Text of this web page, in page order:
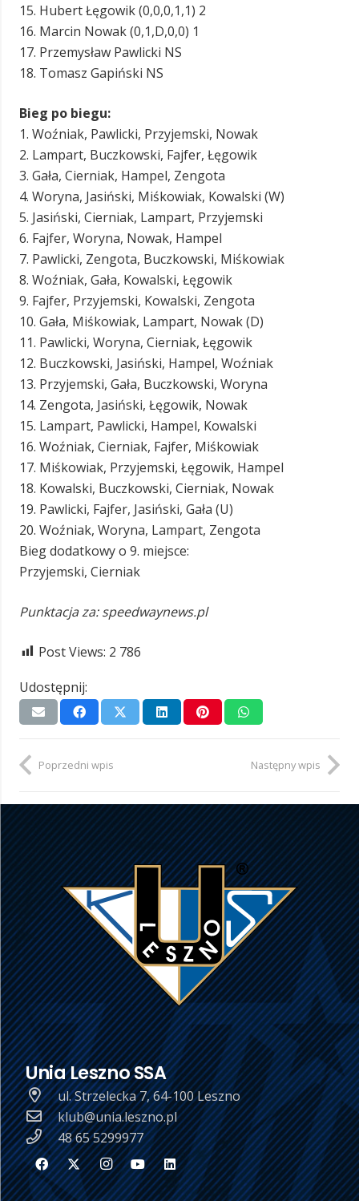
15. Hubert Łęgowik (0,0,0,1,1) 2
16. Marcin Nowak (0,1,D,0,0) 1
17. Przemysław Pawlicki NS
18. Tomasz Gapiński NS
Bieg po biegu:
1. Woźniak, Pawlicki, Przyjemski, Nowak
2. Lampart, Buczkowski, Fajfer, Łęgowik
3. Gała, Cierniak, Hampel, Zengota
4. Woryna, Jasiński, Miśkowiak, Kowalski (W)
5. Jasiński, Cierniak, Lampart, Przyjemski
6. Fajfer, Woryna, Nowak, Hampel
7. Pawlicki, Zengota, Buczkowski, Miśkowiak
8. Woźniak, Gała, Kowalski, Łęgowik
9. Fajfer, Przyjemski, Kowalski, Zengota
10. Gała, Miśkowiak, Lampart, Nowak (D)
11. Pawlicki, Woryna, Cierniak, Łęgowik
12. Buczkowski, Jasiński, Hampel, Woźniak
13. Przyjemski, Gała, Buczkowski, Woryna
14. Zengota, Jasiński, Łęgowik, Nowak
15. Lampart, Pawlicki, Hampel, Kowalski
16. Woźniak, Cierniak, Fajfer, Miśkowiak
17. Miśkowiak, Przyjemski, Łęgowik, Hampel
18. Kowalski, Buczkowski, Cierniak, Nowak
19. Pawlicki, Fajfer, Jasiński, Gała (U)
20. Woźniak, Woryna, Lampart, Zengota
Bieg dodatkowy o 9. miejsce:
Przyjemski, Cierniak
Punktacja za: speedwaynews.pl
Post Views: 2 786
Udostępnij:
Poprzedni wpis Następny wpis
Unia Leszno SSA
ul. Strzelecka 7, 64-100 Leszno
klub@unia.leszno.pl
48 65 5299977